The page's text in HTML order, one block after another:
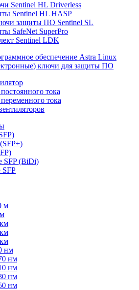
Sentinel HL Driverless
Sentinel HL HASP
защиты ПО Sentinel SL
SafeNet SuperPro
Sentinel LDK
обеспечение Astra Linux
ключи для защиты ПО
тока
тока
SFP (BiDi)
SFP
м
нм
нм
нм
нм
нм